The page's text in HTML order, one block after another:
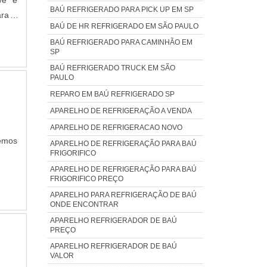
a
no
BAÚ REFRIGERADO PARA PICK UP EM SP
BAÚ DE HR REFRIGERADO EM SÃO PAULO
BAÚ REFRIGERADO PARA CAMINHÃO EM
SP
BAÚ REFRIGERADO TRUCK EM SÃO
PAULO
REPARO EM BAÚ REFRIGERADO SP
APARELHO DE REFRIGERAÇÃO A VENDA
APARELHO DE REFRIGERACAO NOVO
APARELHO DE REFRIGERAÇÃO PARA BAÚ
FRIGORIFICO
APARELHO DE REFRIGERAÇÃO PARA BAÚ
FRIGORIFICO PREÇO
APARELHO PARA REFRIGERAÇÃO DE BAÚ
ONDE ENCONTRAR
APARELHO REFRIGERADOR DE BAÚ
PREÇO
APARELHO REFRIGERADOR DE BAÚ
VALOR